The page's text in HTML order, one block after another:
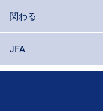
関わる
JFA